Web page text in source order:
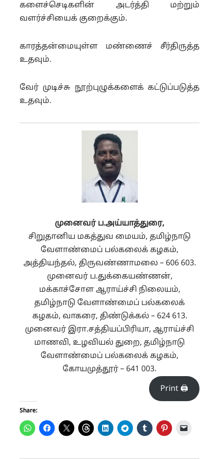
களைச்செடிகளின் அடர்த்தி மற்றும்
வளர்ச்சியைக் குறைக்கும்.
காரத்தன்மையுள்ள மண்ணைச் சீர்திருத்த
உதவும்.
வேர் முடிச்சு நூற்புழுக்களைக் கட்டுப்படுத்த
உதவும்.
முனைவர் ப.அய்யாத்துரை,
சிறுதானிய மகத்துவ மையம், தமிழ்நாடு
வேளாண்மைப் பல்கலைக் கழகம்,
அத்தியந்தல், திருவண்ணாமலை – 606 603.
முனைவர் ப.துக்கையண்ணன்,
மக்காச்சோள ஆராய்ச்சி நிலையம்,
தமிழ்நாடு வேளாண்மைப் பல்கலைக்
கழகம், வாகரை, திண்டுக்கல் – 624 613.
முனைவர் இரா.சத்தியப்பிரியா, ஆராய்ச்சி
மாணவி, உழவியல் துறை, தமிழ்நாடு
வேளாண்மைப் பல்கலைக் கழகம்,
கோயமுத்தூர் – 641 003.
Print 🖨
Share: